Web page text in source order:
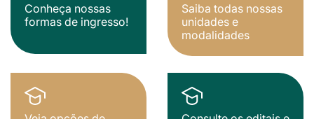
Conheça nossas
formas de ingresso!
Saiba todas nossas
unidades e
modalidades